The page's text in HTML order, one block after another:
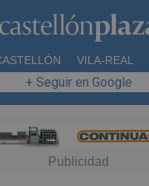
VILA-REAL
+ Seguir en Google